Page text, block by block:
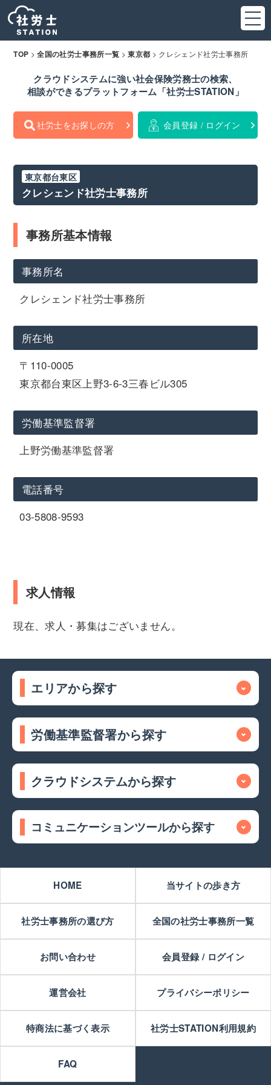
TOP >全国の社労士事務所一覧 >東京都 > クレシェンド社労士事務所
クラウドシステムに強い社会保険労務士の検索、
相談ができるプラットフォーム「社労士STATION」
社労士をお探しの方 会員登録 / ログイン
東京都台東区
クレシェンド社労士事務所
事務所基本情報
事務所名
クレシェンド社労士事務所
所在地
〒110-0005
東京都台東区上野3-6-3三春ビル305
労働基準監督署
上野労働基準監督署
電話番号
03-5808-9593
求人情報
現在、求人・募集はございません。
エリアから探す
労働基準監督署から探す
クラウドシステムから探す
コミュニケーションツールから探す
HOME 当サイトの歩き方
社労士事務所の選び方 全国の社労士事務所一覧
お問い合わせ 会員登録 / ログイン
運営会社 プライバシーポリシー
特商法に基づく表示 社労士STATION利用規約
FAQ